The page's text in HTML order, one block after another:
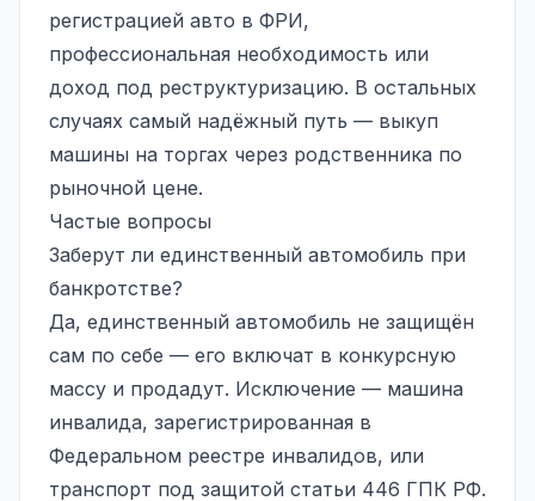
регистрацией авто в ФРИ,
профессиональная необходимость или
доход под реструктуризацию. В остальных
случаях самый надёжный путь — выкуп
машины на торгах через родственника по
рыночной цене.
Частые вопросы
Заберут ли единственный автомобиль при
банкротстве?
Да, единственный автомобиль не защищён
сам по себе — его включат в конкурсную
массу и продадут. Исключение — машина
инвалида, зарегистрированная в
Федеральном реестре инвалидов, или
транспорт под защитой статьи 446 ГПК РФ.